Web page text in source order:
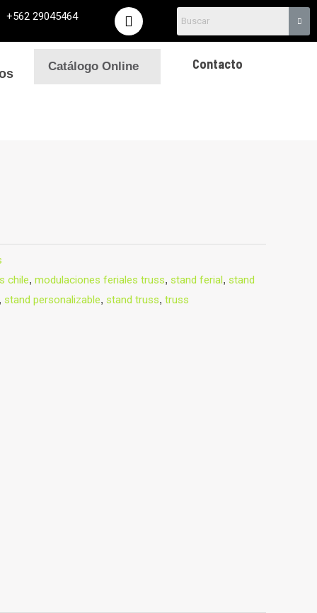
+562 29045464
I
n
s
a
Catálogo Online Contacto
chile, modulaciones feriales truss, stand ferial, stand
stand personalizable, stand truss, truss